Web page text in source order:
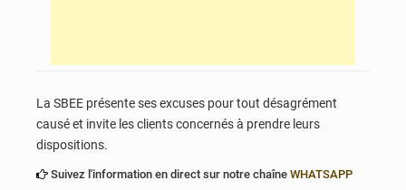
La SBEE présente ses excuses pour tout désagrément
causé et invite les clients concernés à prendre leurs
dispositions.
Suivez l'information en direct sur notre chaîne WHATSAPP